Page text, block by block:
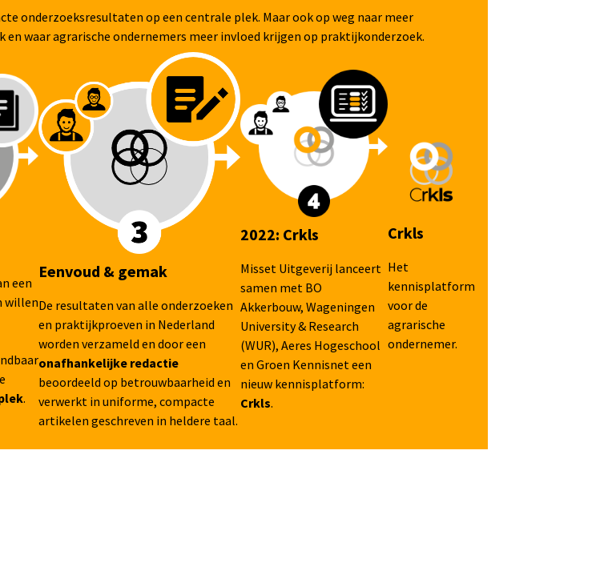
onderzoeksresultaten op een centrale plek. Maar ook op weg naar meer
waar agrarische ondernemers meer invloed krijgen op praktijkonderzoek.
een
willen
.
Eenvoud & gemak
De resultaten van alle onderzoeken
en praktijkproeven in Nederland
worden verzameld en door een
onafhankelijke redactie
beoordeeld op betrouwbaarheid en
verwerkt in uniforme, compacte
artikelen geschreven in heldere taal.
2022: Crkls
Misset Uitgeverij lanceert
samen met BO
Akkerbouw, Wageningen
University & Research
(WUR), Aeres Hogeschool
en Groen Kennisnet een
nieuw kennisplatform:
Crkls.
Crkls
Het
kennisplatform
voor de
agrarische
ondernemer.